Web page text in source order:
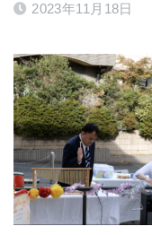
2023年11月18日